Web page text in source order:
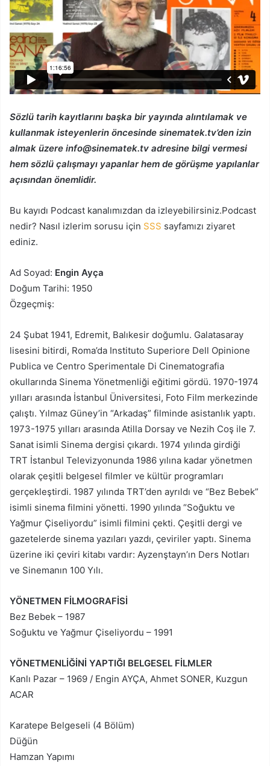
Sözlü tarih kayıtlarını başka bir yayında alıntılamak ve
kullanmak isteyenlerin öncesinde sinematek.tv’den izin
almak üzere info@sinematek.tv adresine bilgi vermesi
hem sözlü çalışmayı yapanlar hem de görüşme yapılanlar
açısından önemlidir.
Bu kayıdı Podcast kanalımızdan da izleyebilirsiniz.Podcast
nedir? Nasıl izlerim sorusu için SSS sayfamızı ziyaret
ediniz.
Ad Soyad: Engin Ayça
Doğum Tarihi: 1950
Özgeçmiş:
24 Şubat 1941, Edremit, Balıkesir doğumlu. Galatasaray
lisesini bitirdi, Roma’da Instituto Superiore Dell Opinione
Publica ve Centro Sperimentale Di Cinematografia
okullarında Sinema Yönetmenliği eğitimi gördü. 1970-1974
yılları arasında İstanbul Üniversitesi, Foto Film merkezinde
çalıştı. Yılmaz Güney’in “Arkadaş” filminde asistanlık yaptı.
1973-1975 yılları arasında Atilla Dorsay ve Nezih Coş ile 7.
Sanat isimli Sinema dergisi çıkardı. 1974 yılında girdiği
TRT İstanbul Televizyonunda 1986 yılına kadar yönetmen
olarak çeşitli belgesel filmler ve kültür programları
gerçekleştirdi. 1987 yılında TRT’den ayrıldı ve “Bez Bebek”
isimli sinema filmini yönetti. 1990 yılında “Soğuktu ve
Yağmur Çiseliyordu” isimli filmini çekti. Çeşitli dergi ve
gazetelerde sinema yazıları yazdı, çeviriler yaptı. Sinema
üzerine iki çeviri kitabı vardır: Ayzenştayn’ın Ders Notları
ve Sinemanın 100 Yılı.
YÖNETMEN FİLMOGRAFİSİ
Bez Bebek – 1987
Soğuktu ve Yağmur Çiseliyordu – 1991
YÖNETMENLİĞİNİ YAPTIĞI BELGESEL FİLMLER
Kanlı Pazar – 1969 / Engin AYÇA, Ahmet SONER, Kuzgun
ACAR
Karatepe Belgeseli (4 Bölüm)
Düğün
Hamzan Yapımı